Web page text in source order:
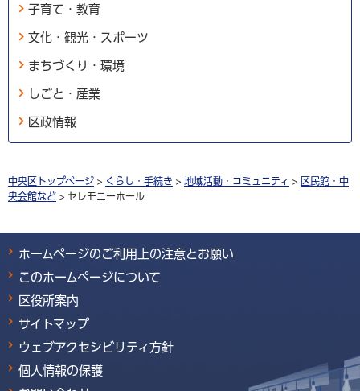
子育て・教育
文化・観光・スポーツ
まちづくり・環境
しごと・産業
区政情報
中央区トップページ > くらし・手続き > 地域活動・コミュニティ > 区民館・中
央会館など > セレモニーホール
ホームページのご利用上の注意とお願い
このホームページについて
区役所案内
サイトマップ
ウェブアクセシビリティ方針
個人情報の保護